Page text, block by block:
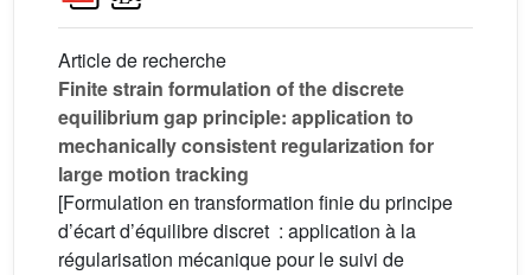
Article de recherche
Finite strain formulation of the discrete
equilibrium gap principle: application to
mechanically consistent regularization for
large motion tracking
[Formulation en transformation finie du principe
d’écart d’équilibre discret : application à la
régularisation mécanique pour le suivi de